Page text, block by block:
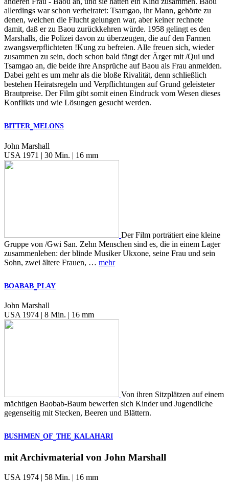
allerdings war schon verheiratet: Tsamgao, ihr Mann, gehörte zu
denen, welchen die Flucht gelungen war, aber keiner rechnete
damit, daß er zu Baou zurückkehren würde. 1958 gelingt es den
Marshalls, die Polizei davon zu überzeugen, die auf den Farmen
zwangsverpflichteten !Kung zu befreien. Alle freuen sich, wieder
zusammen zu sein, doch schon bald fängt der Ärger mit /Qui und
Tsamgao an, die beide ihre Ansprüche auf Baou als Frau anmelden.
Dabei geht es um mehr als die bloße Rivalität, denn schließlich
bestehen Heiratsregeln und Verpflichtungen auf Grund geleisteter
Brautpreise. Der Film gibt somit einen Eindruck vom Wesen dieses
Konflikts und wie Lösungen gesucht werden.
BITTER MELONS
John Marshall
USA 1971 | 30 Min. | 16 mm
Der Film porträtiert eine kleine
Gruppe von /Gwi San. Zehn Menschen sind es, die in einem Lager
zusammenleben: der blinde Musiker Ukxone, seine Frau und sein
Sohn, zwei ältere Frauen, … mehr
BOABAB PLAY
John Marshall
USA 1974 | 8 Min. | 16 mm
Von ihren Sitzplätzen auf einem
mächtigen Baobab-Baum bewerfen sich Kinder und Jugendliche
gegenseitig mit Stecken, Beeren und Blättern.
BUSHMEN OF THE KALAHARI
mit Archivmaterial von John Marshall
USA 1974 | 58 Min. | 16 mm